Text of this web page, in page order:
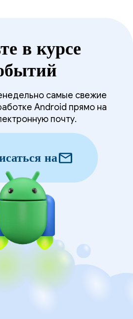
в курсе
самые свежие
Android прямо на
почту.
наmail